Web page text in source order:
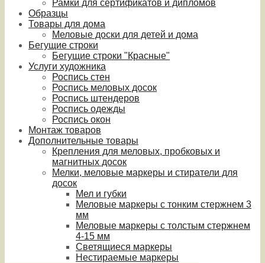
Рамки для сертификатов и дипломов
Образцы
Товары для дома
Меловые доски для детей и дома
Бегущие строки
Бегущие строки "Красные"
Услуги художника
Роспись стен
Роспись меловых досок
Роспись штендеров
Роспись одежды
Роспись окон
Монтаж товаров
Дополнительные товары
Крепления для меловых, пробковых и
магнитных досок
Мелки, меловые маркеры и стиратели для
досок
Мел и губки
Меловые маркеры с тонким стержнем 3
мм
Меловые маркеры с толстым стержнем
4-15 мм
Светящиеся маркеры
Нестираемые маркеры